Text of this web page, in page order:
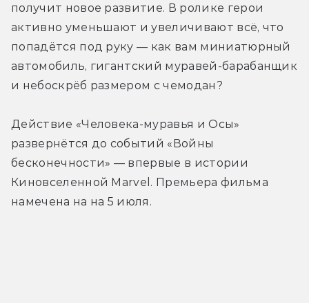
получит новое развитие. В ролике герои
активно уменьшают и увеличивают всё, что
попадётся под руку — как вам миниатюрный
автомобиль, гигантский муравей-барабанщик
и небоскрёб размером с чемодан?
Действие «Человека-муравья и Осы»
развернётся до событий «Войны
бесконечности» — впервые в истории
Киновселенной Marvel. Премьера фильма
намечена на на 5 июля.